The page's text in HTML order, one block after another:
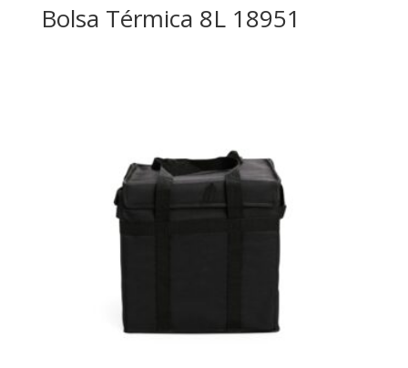
Bolsa Térmica 8L 18951